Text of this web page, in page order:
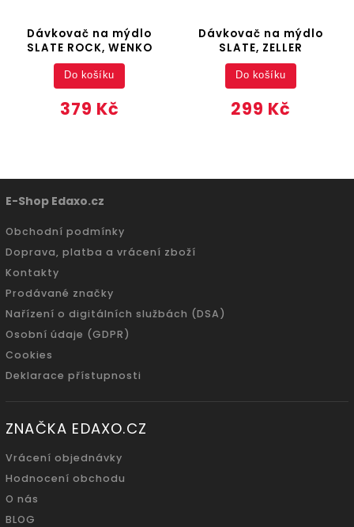
Dávkovač na mýdlo
SLATE ROCK, WENKO
379 Kč
Do košíku
Dávkovač na mýdlo
SLATE, ZELLER
299 Kč
Do košíku
E-Shop Edaxo.cz
Obchodní podmínky
Doprava, platba a vrácení zboží
Kontakty
Prodávané značky
Nařízení o digitálních službách (DSA)
Osobní údaje (GDPR)
Cookies
Deklarace přístupnosti
ZNAČKA EDAXO.CZ
Vrácení objednávky
Hodnocení obchodu
O nás
BLOG